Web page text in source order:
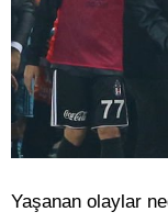
Yaşanan olaylar